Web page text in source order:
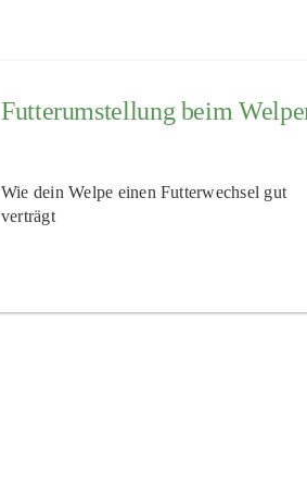
Futterumstellung beim
Wie dein Welpe einen Futterwechsel gut
verträgt